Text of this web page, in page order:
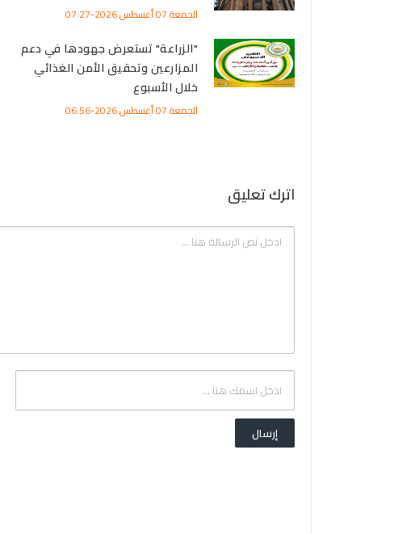
الجمعة 07 أغسطس 2026-07:27
"الزراعة" تستعرض جهودها في دعم
المزارعين وتحقيق الأمن الغذائي
خلال الأسبوع
الجمعة 07 أغسطس 2026-06:56
اترك تعليق